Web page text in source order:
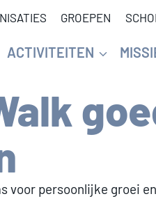
GROEPEN
ACTIVITEITEN
voor persoonlijke groei